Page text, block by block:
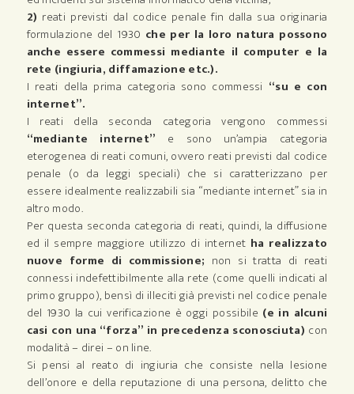
2) reati previsti dal codice penale fin dalla sua originaria
formulazione del 1930 che per la loro natura possono
anche essere commessi mediante il computer e la
rete (ingiuria, diffamazione etc.).
I reati della prima categoria sono commessi “su e con
internet”.
I reati della seconda categoria vengono commessi
“mediante internet” e sono un’ampia categoria
eterogenea di reati comuni, ovvero reati previsti dal codice
penale (o da leggi speciali) che si caratterizzano per
essere idealmente realizzabili sia “mediante internet” sia in
altro modo.
Per questa seconda categoria di reati, quindi, la diffusione
ed il sempre maggiore utilizzo di internet ha realizzato
nuove forme di commissione; non si tratta di reati
connessi indefettibilmente alla rete (come quelli indicati al
primo gruppo), bensì di illeciti già previsti nel codice penale
del 1930 la cui verificazione è oggi possibile (e in alcuni
casi con una “forza” in precedenza sconosciuta) con
modalità – direi – on line.
Si pensi al reato di ingiuria che consiste nella lesione
dell’onore e della reputazione di una persona, delitto che